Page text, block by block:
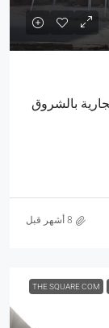
بالشروق
THE SQUARE COM